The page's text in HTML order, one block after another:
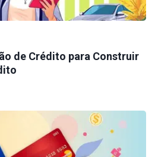
de Crédito para Construir